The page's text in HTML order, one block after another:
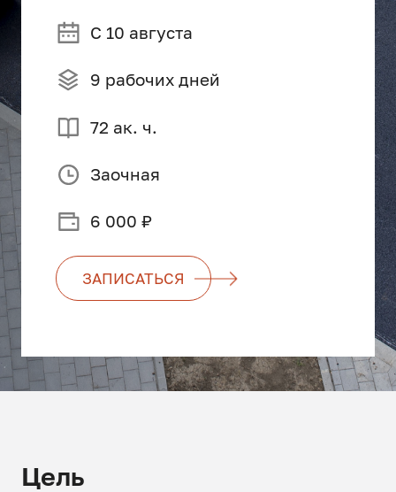
С 10 августа
9 рабочих дней
72 ак. ч.
Заочная
6 000 ₽
ЗАПИСАТЬСЯ
Цель